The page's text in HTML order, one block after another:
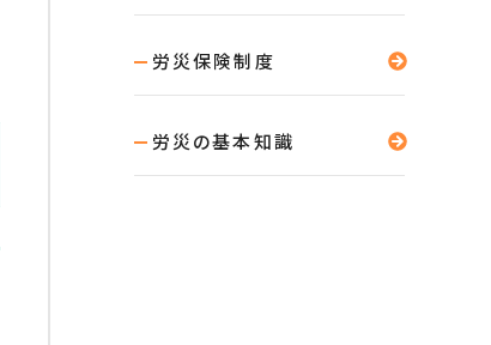
労災保険制度
労災の基本知識